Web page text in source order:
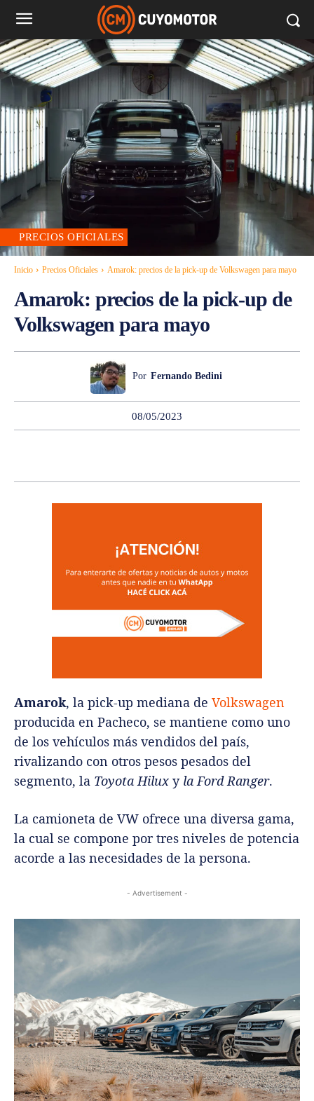
PRECIOS OFICIALES
Inicio Precios Oficiales Amarok: precios de la pick-up de Volkswagen para mayo
Amarok: precios de la pick-up de
Volkswagen para mayo
Por Fernando Bedini
08/05/2023
Amarok, la pick-up mediana de Volkswagen
producida en Pacheco, se mantiene como uno
de los vehículos más vendidos del país,
rivalizando con otros pesos pesados del
segmento, la Toyota Hilux y la Ford Ranger.
La camioneta de VW ofrece una diversa gama,
la cual se compone por tres niveles de potencia
acorde a las necesidades de la persona.
- Advertisement -